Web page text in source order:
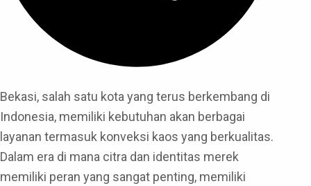
Bekasi, salah satu kota yang terus berkembang di
Indonesia, memiliki kebutuhan akan berbagai
layanan termasuk konveksi kaos yang berkualitas.
Dalam era di mana citra dan identitas merek
memiliki peran yang sangat penting, memiliki